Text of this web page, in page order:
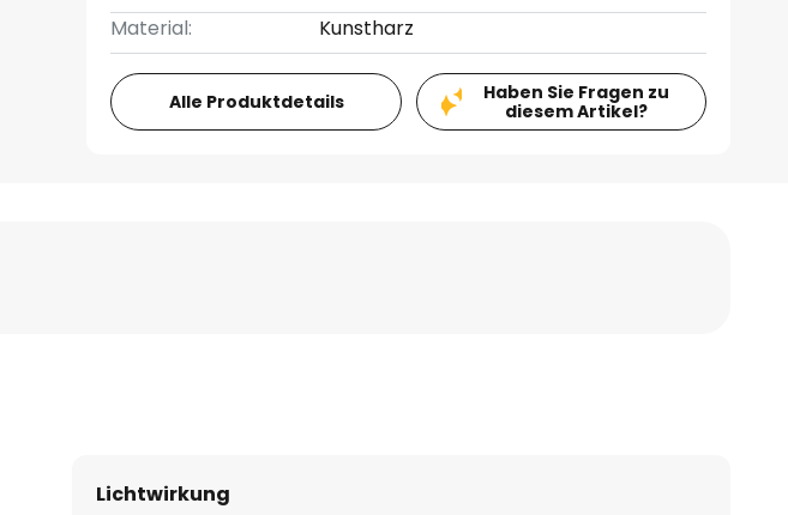
Material:
Kunstharz
Alle Produktdetails
Haben Sie Fragen zu
diesem Artikel?
Lichtwirkung